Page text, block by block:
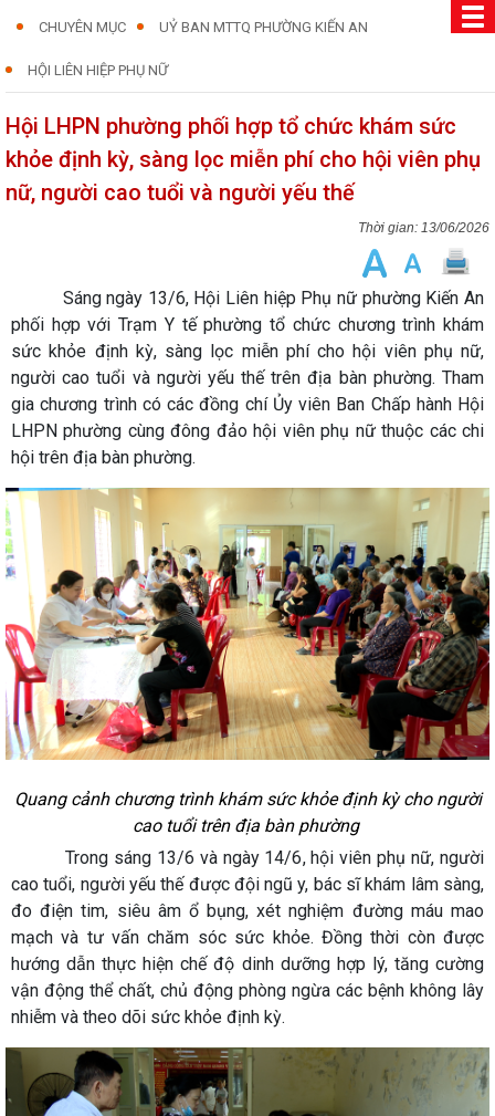
CHUYÊN MỤC UỶ BAN MTTQ PHƯỜNG KIẾN AN
HỘI LIÊN HIỆP PHỤ NỮ
Hội LHPN phường phối hợp tổ chức khám sức
khỏe định kỳ, sàng lọc miễn phí cho hội viên phụ
nữ, người cao tuổi và người yếu thế
13/06/2026
Sáng ngày 13/6, Hội Liên hiệp Phụ nữ phường Kiến An
phối hợp với Trạm Y tế phường tổ chức chương trình khám
sức khỏe định kỳ, sàng lọc miễn phí cho hội viên phụ nữ,
người cao tuổi và người yếu thế trên địa bàn phường. Tham
gia chương trình có các đồng chí Ủy viên Ban Chấp hành Hội
LHPN phường cùng đông đảo hội viên phụ nữ thuộc các chi
hội trên địa bàn phường.
Quang cảnh chương trình khám sức khỏe định kỳ cho người
cao tuổi trên địa bàn phường
Trong sáng 13/6 và ngày 14/6, hội viên phụ nữ, người
cao tuổi, người yếu thế được đội ngũ y, bác sĩ khám lâm sàng,
đo điện tim, siêu âm ổ bụng, xét nghiệm đường máu mao
mạch và tư vấn chăm sóc sức khỏe. Đồng thời còn được
hướng dẫn thực hiện chế độ dinh dưỡng hợp lý, tăng cường
vận động thể chất, chủ động phòng ngừa các bệnh không lây
nhiễm và theo dõi sức khỏe định kỳ.